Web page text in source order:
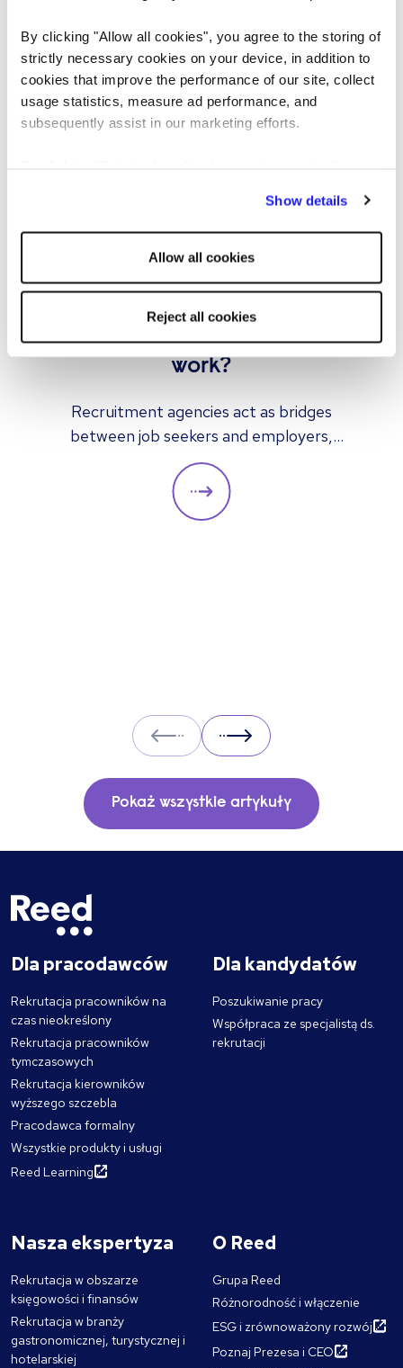
By clicking "Allow all cookies", you agree to the storing of
strictly necessary cookies on your device, in addition to
cookies that improve the performance of our site, collect
usage statistics, measure ad performance, and
subsequently assist in our marketing efforts.
Show details
Allow all cookies
Reject all cookies
To może Cię zainteresować...
ARTYKUŁ KANDYDAT
How do recruitment agencies
work?
Recruitment agencies act as bridges
between job seekers and employers,
providing hiring solutions for both multiple
and individual placements. In this article we
look at how recruitment agencies operate
Prev Next
Pokaż wszystkie artykuły
Dla pracodawców
Rekrutacja pracowników na
czas nieokreślony
Rekrutacja pracowników
tymczasowych
Rekrutacja kierowników
wyższego szczebla
Pracodawca formalny
Wszystkie produkty i usługi
Reed Learning
Dla kandydatów
Poszukiwanie pracy
Współpraca ze specjalistą ds.
rekrutacji
Nasza ekspertyza
Rekrutacja w obszarze
księgowości i finansów
Rekrutacja w branży
gastronomicznej, turystycznej i
hotelarskiej
O Reed
Grupa Reed
Różnorodność i włączenie
ESG i zrównoważony rozwój
Poznaj Prezesa i CEO